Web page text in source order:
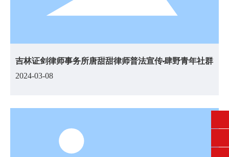
吉林证剑律师事务所唐甜甜律师普法宣传-肆野青年社群
2024-03-08
Zhengjianlvshi1993@163.com